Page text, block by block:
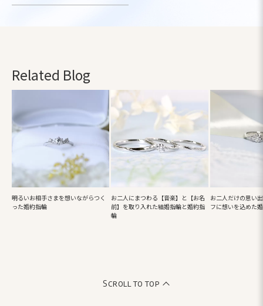
Related Blog
明るいお相手さまを想いながらつく
った婚約指輪
お二人にまつわる【音楽】と【お名
前】を取り入れた結婚指輪と婚約指
輪
お二人だけの思い
フに想いを込めた
Scroll to top